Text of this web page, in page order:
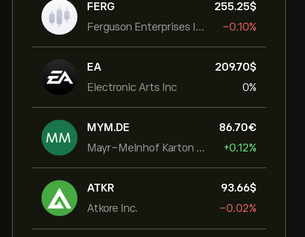
FERG
Ferguson Enterprises Inc
255.25‎$‎
-0.10%
EA
Electronic Arts Inc
209.70‎$‎
0%
MYM.DE
Mayr-Melnhof Karton AG
86.70‎€‎
+0.12%
ATKR
Atkore Inc.
93.66‎$‎
-0.02%